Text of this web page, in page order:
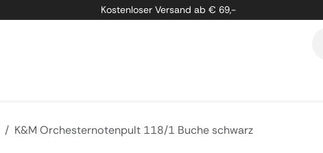
Kostenloser Versand ab € 69,-
K&M Orchesternotenpult 118/1 Buche schwarz